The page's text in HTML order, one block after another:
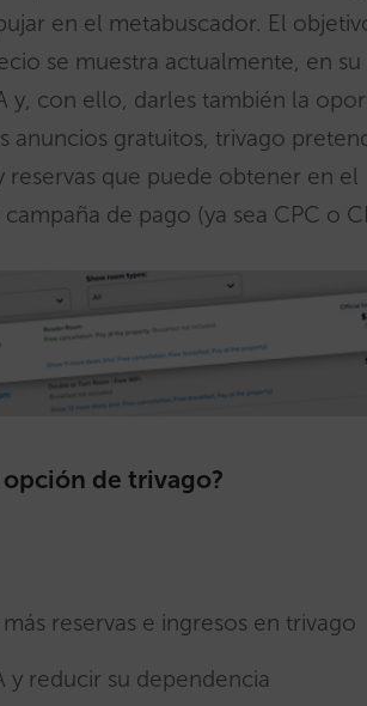
en el metabuscador. El
se muestra actualmente, en su
y, con ello, darles también la
anuncios gratuitos, trivago
que puede obtener en el
de pago (ya sea CPC o
opción de trivago?
reservas e ingresos en trivago
reducir su dependencia